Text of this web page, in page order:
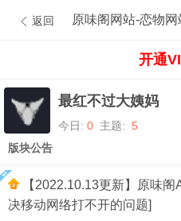
返回
开通
最红不过大姨妈
今日: 0 主题: 5
版块公告
决移动网络打不开的问题]